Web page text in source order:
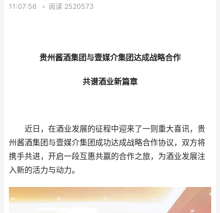
11:07:56
• 阅读 2520573
贵州酱酒集团与壹媒介集团达成战略合作
共谱酒业新篇章
近日，在酒业发展的征程中迎来了一则重大喜讯，贵
州酱酒集团与壹媒介集团成功达成战略合作协议，双方将
携手共进，开启一段互惠共赢的合作之旅，为酒业发展注
入新的活力与动力。